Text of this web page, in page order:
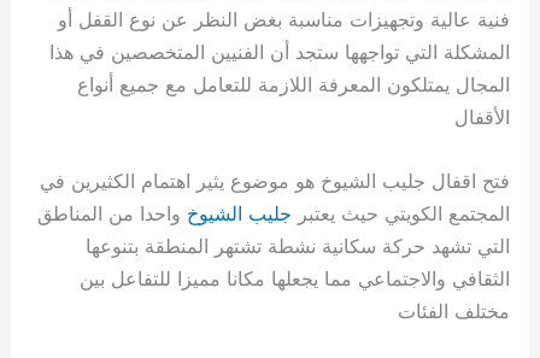
فنية عالية وتجهيزات مناسبة بغض النظر عن نوع القفل أو
المشكلة التي تواجهها ستجد أن الفنيين المتخصصين في هذا
المجال يمتلكون المعرفة اللازمة للتعامل مع جميع أنواع
الأقفال
فتح اقفال جليب الشيوخ هو موضوع يثير اهتمام الكثيرين في
المجتمع الكويتي حيث يعتبر جليب الشيوخ واحدا من المناطق
التي تشهد حركة سكانية نشطة تشتهر المنطقة بتنوعها
الثقافي والاجتماعي مما يجعلها مكانا مميزا للتفاعل بين
مختلف الفئات